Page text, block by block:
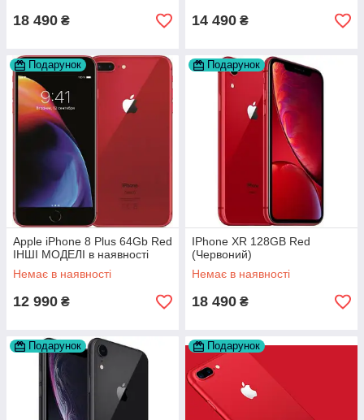
18 490 ₴ 14 490 ₴
Подарунок
Apple iPhone 8 Plus 64Gb Red
ІНШІ МОДЕЛІ в наявності
Немає в наявності
12 990 ₴
Подарунок
IPhone XR 128GB Red
(Червоний)
Немає в наявності
18 490 ₴
Подарунок Подарунок